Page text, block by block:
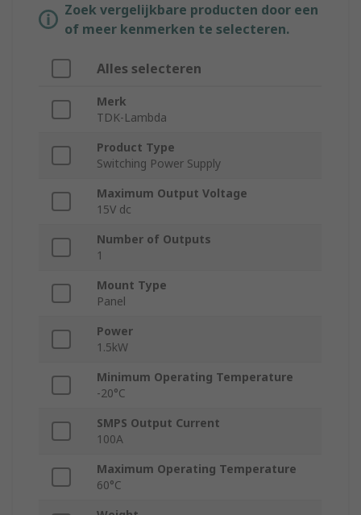
Zoek vergelijkbare producten door een
of meer kenmerken te selecteren.
Alles selecteren
Merk
TDK-Lambda
Product Type
Switching Power Supply
Maximum Output Voltage
15V dc
Number of Outputs
1
Mount Type
Panel
Power
1.5kW
Minimum Operating Temperature
-20°C
SMPS Output Current
100A
Maximum Operating Temperature
60°C